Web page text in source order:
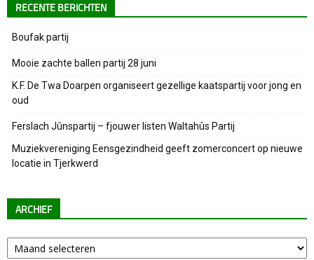
RECENTE BERICHTEN
Boufak partij
Mooie zachte ballen partij 28 juni
K.F. De Twa Doarpen organiseert gezellige kaatspartij voor jong en
oud
Ferslach Jûnspartij – fjouwer listen Waltahûs Partij
Muziekvereniging Eensgezindheid geeft zomerconcert op nieuwe
locatie in Tjerkwerd
ARCHIEF
Archief